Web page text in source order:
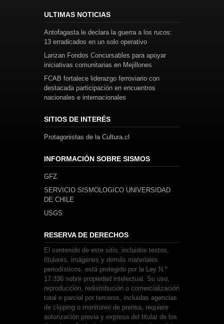
ULTIMAS NOTICIAS
Antofagasta le declara la guerra a los rucos:
13 erradicados en un solo operativo
Lanzan Fondos Concursables para apoyar
iniciativas comunitarias en Mejillones
FCAB fortalece liderazgo ferroviario con
destacada participación en encuentros
nacionales e internacionales
SITIOS DE INTERÉS
Protagonistas de la Cultura.cl
INFORMACIÓN SOBRE SISMOS
GFZ
SERVICIO SISMOLOGICO UNIVERSIDAD
DE CHILE
USGS
RESERVA DE DERECHOS
El contenido de este sitio, incluidos textos,
titulares, imágenes y demás materiales
periodísticos, está protegido por la Ley N.º
17.336 sobre propiedad intelectual. Su uso,
reproducción, redistribución o comercialización
total o parcial por terceros, incluidas agencias
de clipping o monitoreo de prensa, requiere
autorización previa y expresa del titular de los